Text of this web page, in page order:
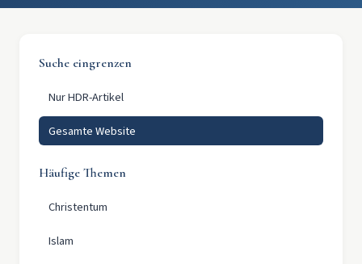
Suche eingrenzen
Nur HDR-Artikel
Gesamte Website
Häufige Themen
Christentum
Islam